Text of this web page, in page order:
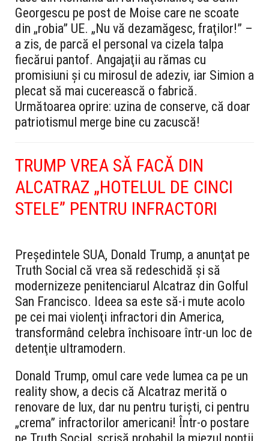
Georgescu pe post de Moise care ne scoate
din „robia” UE. „Nu vă dezamăgesc, fraţilor!” –
a zis, de parcă el personal va cizela talpa
fiecărui pantof. Angajaţii au rămas cu
promisiuni şi cu mirosul de adeziv, iar Simion a
plecat să mai cucerească o fabrică.
Următoarea oprire: uzina de conserve, că doar
patriotismul merge bine cu zacuscă!
TRUMP VREA SĂ FACĂ DIN
ALCATRAZ „HOTELUL DE CINCI
STELE” PENTRU INFRACTORI
Preşedintele SUA, Donald Trump, a anunţat pe
Truth Social că vrea să redeschidă şi să
modernizeze penitenciarul Alcatraz din Golful
San Francisco. Ideea sa este să-i mute acolo
pe cei mai violenţi infractori din America,
transformând celebra închisoare într-un loc de
detenţie ultramodern.
Donald Trump, omul care vede lumea ca pe un
reality show, a decis că Alcatraz merită o
renovare de lux, dar nu pentru turişti, ci pentru
„crema” infractorilor americani! Într-o postare